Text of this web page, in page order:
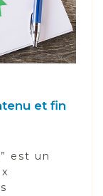
et fin
est un